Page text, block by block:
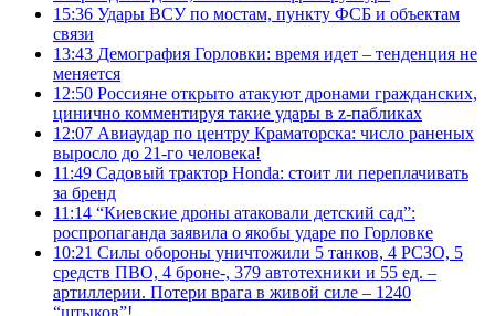
15:36 Удары ВСУ по мостам, пункту ФСБ и объектам
связи
13:43 Демография Горловки: время идет – тенденция не
меняется
12:50 Россияне открыто атакуют дронами гражданских,
цинично комментируя такие удары в z-пабликах
12:07 Авиаудар по центру Краматорска: число раненых
выросло до 21-го человека!
11:49 Садовый трактор Honda: стоит ли переплачивать
за бренд
11:14 “Киевские дроны атаковали детский сад”:
роспропаганда заявила о якобы ударе по Горловке
10:21 Силы обороны уничтожили 5 танков, 4 РСЗО, 5
средств ПВО, 4 броне-, 379 автотехники и 55 ед. –
артиллерии. Потери врага в живой силе – 1240
“штыков”!